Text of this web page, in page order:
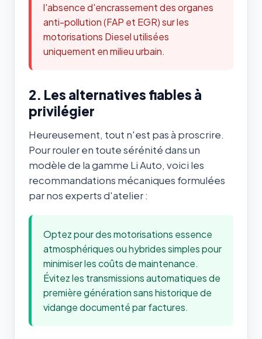
l'absence d'encrassement des organes
anti-pollution (FAP et EGR) sur les
motorisations Diesel utilisées
uniquement en milieu urbain.
2. Les alternatives fiables à
privilégier
Heureusement, tout n'est pas à proscrire.
Pour rouler en toute sérénité dans un
modèle de la gamme Li Auto, voici les
recommandations mécaniques formulées
par nos experts d'atelier :
Optez pour des motorisations essence
atmosphériques ou hybrides simples pour
minimiser les coûts de maintenance.
Évitez les transmissions automatiques de
première génération sans historique de
vidange documenté par factures.